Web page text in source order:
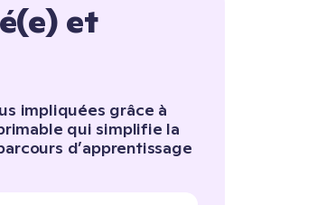
et
impliquées grâce à
qui simplifie la
dʼapprentissage